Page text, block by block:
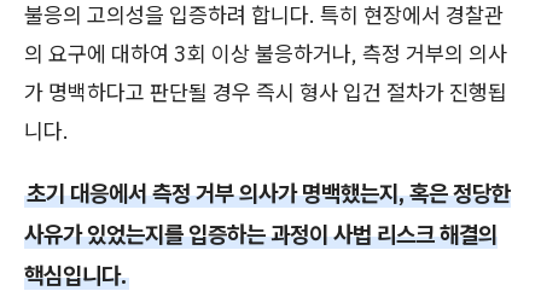
불응의 고의성을 입증하려 합니다. 특히 현장에서 경찰관
의 요구에 대하여 3회 이상 불응하거나, 측정 거부의 의사
가 명백하다고 판단될 경우 즉시 형사 입건 절차가 진행됩
니다.
초기 대응에서 측정 거부 의사가 명백했는지, 혹은 정당한
사유가 있었는지를 입증하는 과정이 사법 리스크 해결의
핵심입니다.